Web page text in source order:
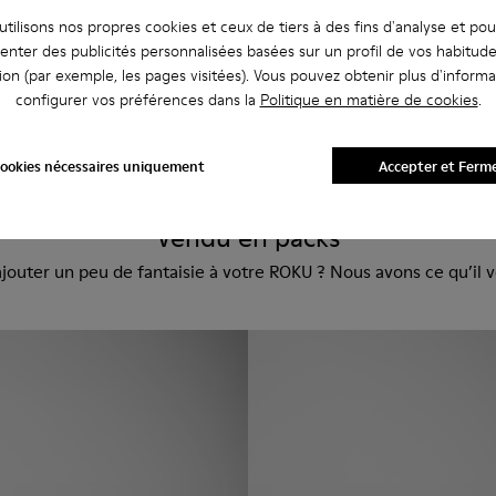
nos propres cookies et ceux de tiers à des fins d'analyse et
des publicités personnalisées basées sur un profil de vos
(par exemple, les pages visitées). Vous pouvez obtenir plus
configurer vos préférences dans la Politique en matière de cookies.
nécessaires uniquement Accepter et
Custom Roku
180 €
Vendu en packs
un peu de fantaisie à votre ROKU ? Nous avons ce qu’il